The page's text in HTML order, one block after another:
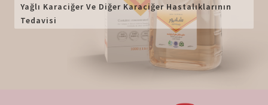
Yağlı Karaciğer Ve Diğer Karaciğer Hastalıklarının
Tedavisi